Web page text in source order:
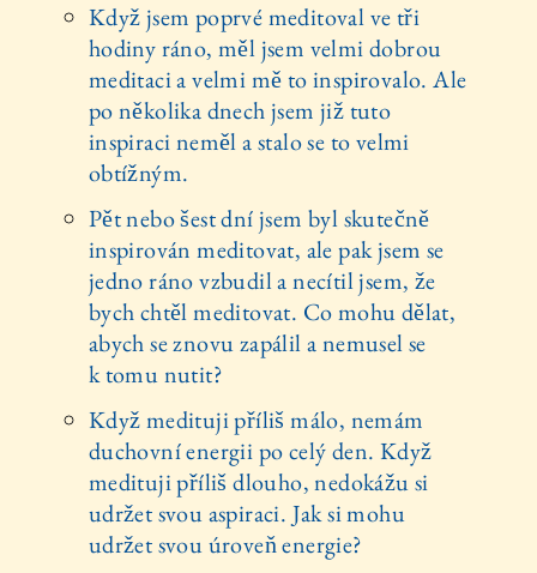
Když jsem poprvé meditoval ve tři
hodiny ráno, měl jsem velmi dobrou
meditaci a velmi mě to inspirovalo. Ale
po několika dnech jsem již tuto
inspiraci neměl a stalo se to velmi
obtížným.
Pět nebo šest dní jsem byl skutečně
inspirován meditovat, ale pak jsem se
jedno ráno vzbudil a necítil jsem, že
bych chtěl meditovat. Co mohu dělat,
abych se znovu zapálil a nemusel se
k tomu nutit?
Když medituji příliš málo, nemám
duchovní energii po celý den. Když
medituji příliš dlouho, nedokážu si
udržet svou aspiraci. Jak si mohu
udržet svou úroveň energie?